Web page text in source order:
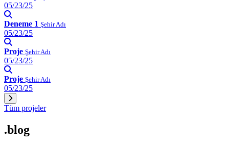
05/23/25
Deneme 1 Şehir Adı
05/23/25
Proje Şehir Adı
05/23/25
Proje Şehir Adı
05/23/25
Tüm projeler
.blog